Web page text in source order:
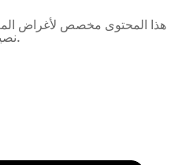
هذا المحتوى مخصص لأغراض
نصيحة مالية أو استثمارية أو قانونية.